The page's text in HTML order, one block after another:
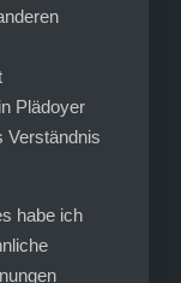
Plädoyer
Verständnis
habe ich